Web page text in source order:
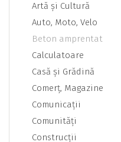
Artă şi Cultură
Auto, Moto, Velo
Beton amprentat
Calculatoare
Casă şi Grădină
Comerţ, Magazine
Comunicaţii
Comunităţi
Construcţii